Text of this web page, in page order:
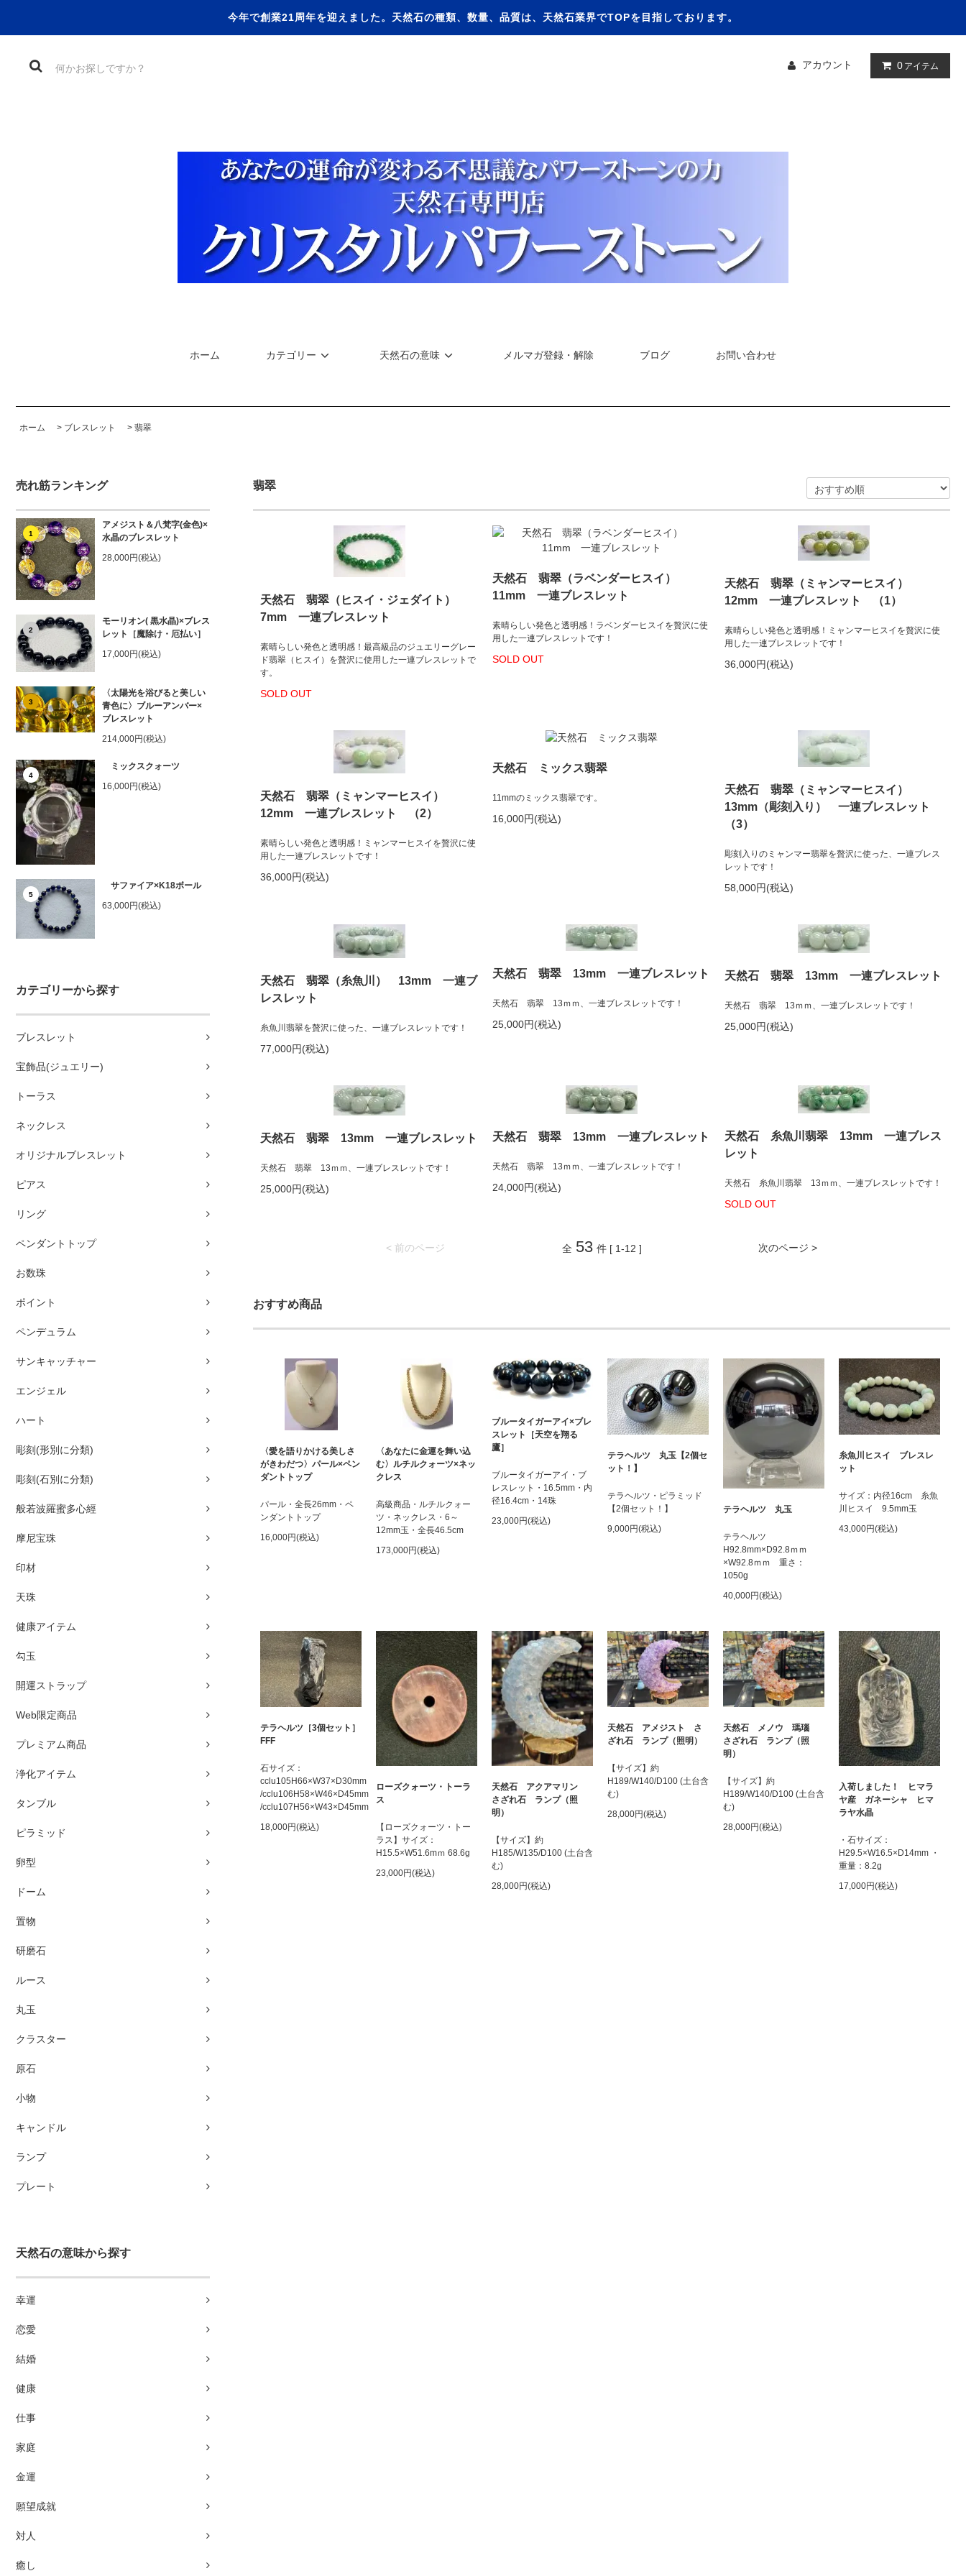
今年で創業21周年を迎えました。天然石の種類、数量、品質は、天然石業界でTOPを目指しております。
アカウント 0 アイテム
ホーム カテゴリー 天然石の意味 メルマガ登録・解除 ブログ お問い合わせ
ホーム > ブレスレット > 翡翠
売れ筋ランキング
1
アメジスト＆八梵字(金色)×
水晶のブレスレット
28,000円(税込)
2
モーリオン( 黒水晶)×ブレス
レット［魔除け・厄払い］
17,000円(税込)
3
〈太陽光を浴びると美しい
青色に〉ブルーアンバー×
ブレスレット
214,000円(税込)
4
ミックスクォーツ
16,000円(税込)
5
サファイア×K18ボール
63,000円(税込)
カテゴリーから探す
ブレスレット
宝飾品(ジュエリー)
トーラス
ネックレス
オリジナルブレスレット
ピアス
リング
ペンダントトップ
お数珠
ポイント
ペンデュラム
サンキャッチャー
エンジェル
ハート
彫刻(形別に分類)
彫刻(石別に分類)
般若波羅蜜多心經
摩尼宝珠
印材
天珠
健康アイテム
勾玉
開運ストラップ
Web限定商品
プレミアム商品
浄化アイテム
タンブル
ピラミッド
卵型
ドーム
置物
研磨石
ルース
丸玉
クラスター
原石
小物
キャンドル
ランプ
プレート
天然石の意味から探す
幸運
恋愛
結婚
健康
仕事
家庭
金運
願望成就
対人
癒し
翡翠
天然石 翡翠（ヒスイ・ジェダイト）
7mm 一連ブレスレット
素晴らしい発色と透明感！最高級品のジュエリーグレー
ド翡翠（ヒスイ）を贅沢に使用した一連ブレスレットで
す。
SOLD OUT
天然石 翡翠（ラベンダーヒスイ）
11mm 一連ブレスレット
素晴らしい発色と透明感！ラベンダーヒスイを贅沢に使
用した一連ブレスレットです！
SOLD OUT
天然石 翡翠（ミャンマーヒスイ）
12mm 一連ブレスレット （1）
素晴らしい発色と透明感！ミャンマーヒスイを贅沢に使
用した一連ブレスレットです！
36,000円(税込)
天然石 翡翠（ミャンマーヒスイ）
12mm 一連ブレスレット （2）
素晴らしい発色と透明感！ミャンマーヒスイを贅沢に使
用した一連ブレスレットです！
36,000円(税込)
天然石 ミックス翡翠
11mmのミックス翡翠です。
16,000円(税込)
天然石 翡翠（ミャンマーヒスイ）
13mm（彫刻入り） 一連ブレスレット
（3）
彫刻入りのミャンマー翡翠を贅沢に使った、一連ブレス
レットです！
58,000円(税込)
天然石 翡翠（糸魚川） 13mm 一連ブ
レスレット
糸魚川翡翠を贅沢に使った、一連ブレスレットです！
77,000円(税込)
天然石 翡翠 13mm 一連ブレスレット
天然石 翡翠 13ｍｍ、一連ブレスレットです！
25,000円(税込)
天然石 翡翠 13mm 一連ブレスレット
天然石 翡翠 13ｍｍ、一連ブレスレットです！
25,000円(税込)
天然石 翡翠 13mm 一連ブレスレット
天然石 翡翠 13ｍｍ、一連ブレスレットです！
25,000円(税込)
天然石 翡翠 13mm 一連ブレスレット
天然石 翡翠 13ｍｍ、一連ブレスレットです！
24,000円(税込)
天然石 糸魚川翡翠 13mm 一連ブレス
レット
天然石 糸魚川翡翠 13ｍｍ、一連ブレスレットです！
SOLD OUT
< 前のページ 次のページ >
全 53 件 [ 1-12 ]
おすすめ商品
〈愛を語りかける美しさ
がきわだつ〉パール×ペン
ダントトップ
パール・全長26mm・ペ
ンダントトップ
16,000円(税込)
〈あなたに金運を舞い込
む〉ルチルクォーツ×ネッ
クレス
高級商品・ルチルクォー
ツ・ネックレス・6～
12mm玉・全長46.5cm
173,000円(税込)
ブルータイガーアイ×ブレ
スレット［天空を翔る
鷹］
ブルータイガーアイ・ブ
レスレット・16.5mm・内
径16.4cm・14珠
23,000円(税込)
テラヘルツ 丸玉【2個セ
ット！】
テラヘルツ・ピラミッド
【2個セット！】
9,000円(税込)
テラヘルツ 丸玉
テラヘルツ
H92.8mm×D92.8ｍｍ
×W92.8ｍｍ 重さ：
1050g
40,000円(税込)
糸魚川ヒスイ ブレスレ
ット
サイズ：内径16cm 糸魚
川ヒスイ 9.5mm玉
43,000円(税込)
テラヘルツ［3個セット］
FFF
石サイズ：
cclu105H66×W37×D30mm
/cclu106H58×W46×D45mm
/cclu107H56×W43×D45mm
18,000円(税込)
ローズクォーツ・トーラ
ス
【ローズクォーツ・トー
ラス】サイズ：
H15.5×W51.6mｍ 68.6g
23,000円(税込)
天然石 アクアマリン
さざれ石 ランプ（照
明）
【サイズ】約
H185/W135/D100 (土台含
む)
28,000円(税込)
天然石 アメジスト さ
ざれ石 ランプ（照明）
【サイズ】約
H189/W140/D100 (土台含
む)
28,000円(税込)
天然石 メノウ 瑪瑙
さざれ石 ランプ（照
明）
【サイズ】約
H189/W140/D100 (土台含
む)
28,000円(税込)
入荷しました！ ヒマラ
ヤ産 ガネーシャ ヒマ
ラヤ水晶
・石サイズ：
H29.5×W16.5×D14mm ・
重量：8.2g
17,000円(税込)